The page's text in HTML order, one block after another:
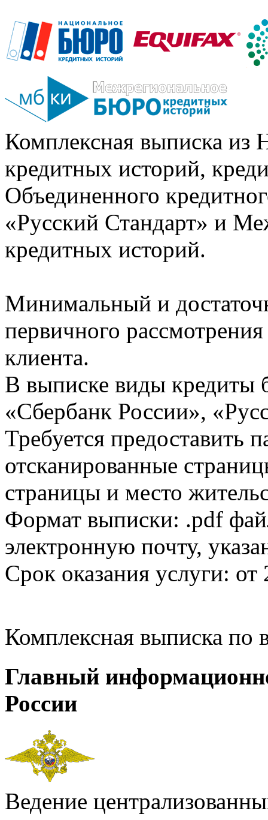
Комплексная выписка из
кредитных историй,
Объединенного
«Русский Стандарт» и
кредитных историй.
Минимальный и
первичного
клиента.
В выписке виды кредиты
«Сбербанк России»,
Требуется предоставить
отсканированные
страницы и место
Формат выписки: .pdf
электронную почту,
Срок оказания услуги: от
Комплексная выписка
Главный
России
Ведение